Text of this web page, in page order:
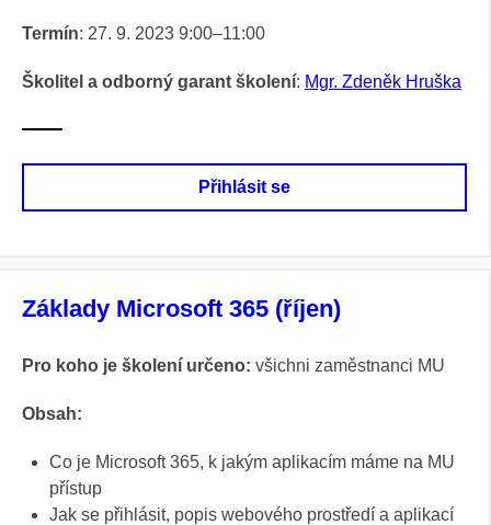
Termín: 27. 9. 2023 9:00–11:00
Školitel a odborný garant školení: Mgr. Zdeněk Hruška
Přihlásit se
Základy Microsoft 365 (říjen)
Pro koho je školení určeno: všichni zaměstnanci MU
Obsah:
Co je Microsoft 365, k jakým aplikacím máme na MU
přístup
Jak se přihlásit, popis webového prostředí a aplikací